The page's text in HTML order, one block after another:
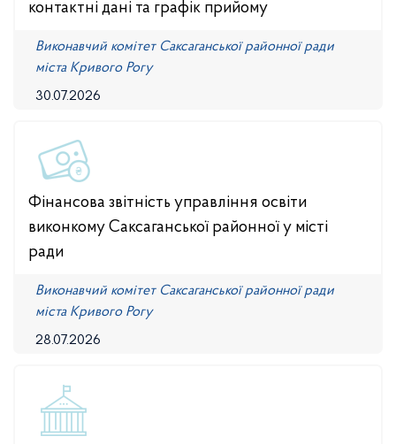
контактні дані та графік прийому
30.07.2026
Виконавчий комітет Саксаганської районної ради
міста Кривого Рогу
Фінансова звітність управління освіти
виконкому Саксаганської районної у місті
ради
28.07.2026
Виконавчий комітет Саксаганської районної ради
міста Кривого Рогу